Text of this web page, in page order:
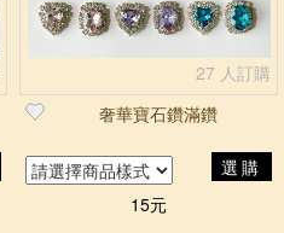
27 人訂購
奢華寶石鑽滿鑽
選購
15元